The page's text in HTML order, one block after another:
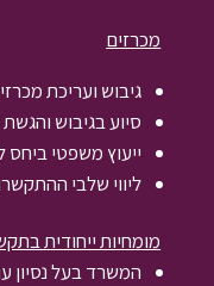
מכרזים
גיבוש ועריכת
סיוע בגיבוש
ייעוץ משפטי ביחס
ליווי שלבי
מומחיות ייחודית